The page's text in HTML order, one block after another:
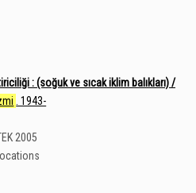
: (soğuk ve sıcak iklim balıkları) /
. 1943-
2005